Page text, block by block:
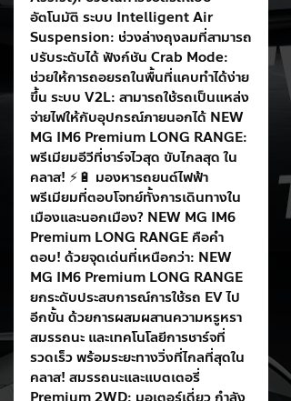
อัตโนมัติ ระบบ Intelligent Air
Suspension: ช่วงล่างถุงลมที่สามารถ
ปรับระดับได้ ฟังก์ชัน Crab Mode:
ช่วยให้การถอยรถในพื้นที่แคบทำได้ง่าย
ขึ้น ระบบ V2L: สามารถใช้รถเป็นแหล่ง
จ่ายไฟให้กับอุปกรณ์ภายนอกได้ NEW
MG IM6 Premium LONG RANGE:
พรีเมียมอีวีที่ชาร์จไวสุด ขับไกลสุด ใน
คลาส! ⚡️🔋 มองหารถยนต์ไฟฟ้า
พรีเมียมที่ตอบโจทย์ทั้งการเดินทางใน
เมืองและนอกเมือง? NEW MG IM6
Premium LONG RANGE คือคำ
ตอบ! ด้วยจุดเด่นที่เหนือกว่า: NEW
MG IM6 Premium LONG RANGE
ยกระดับประสบการณ์การใช้รถ EV ไป
อีกขั้น ด้วยการผสมผสานความหรูหรา
สมรรถนะ และเทคโนโลยีการชาร์จที่
รวดเร็ว พร้อมระยะทางวิ่งที่ไกลที่สุดใน
คลาส! สมรรถนะและแบตเตอรี่